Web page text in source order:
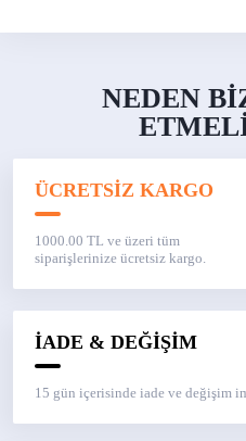
NEDEN
ÜCRETSİZ KARGO
1000.00 TL ve üzeri tüm
siparişlerinize ücretsiz kargo.
İADE & DEĞİŞİM
15 gün içerisinde iade ve değişim